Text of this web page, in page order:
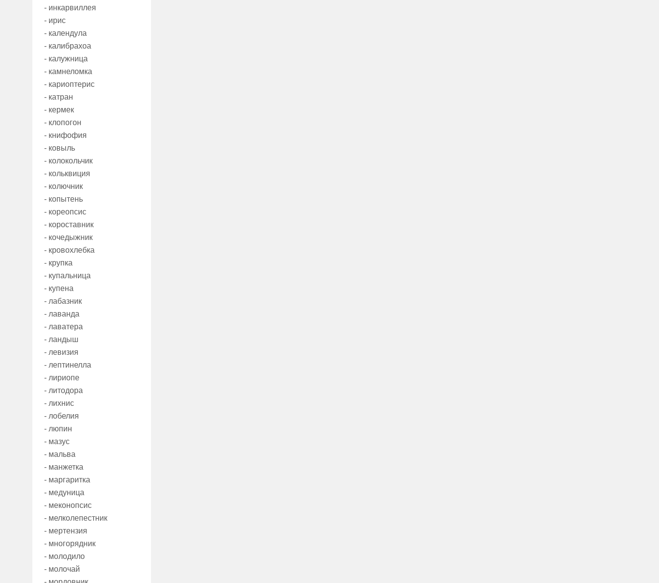
- инкарвиллея
- ирис
- календула
- калибрахоа
- калужница
- камнеломка
- кариоптерис
- катран
- кермек
- клопогон
- книфофия
- ковыль
- колокольчик
- кольквиция
- колючник
- копытень
- кореопсис
- короставник
- кочедыжник
- кровохлебка
- крупка
- купальница
- купена
- лабазник
- лаванда
- лаватера
- ландыш
- левизия
- лептинелла
- лириопе
- литодора
- лихнис
- лобелия
- люпин
- мазус
- мальва
- манжетка
- маргаритка
- медуница
- меконопсис
- мелколепестник
- мертензия
- многорядник
- молодило
- молочай